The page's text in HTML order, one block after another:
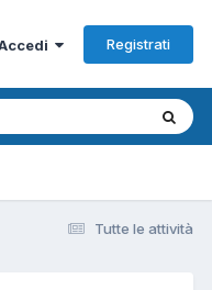
Registrati
Tutte le attività